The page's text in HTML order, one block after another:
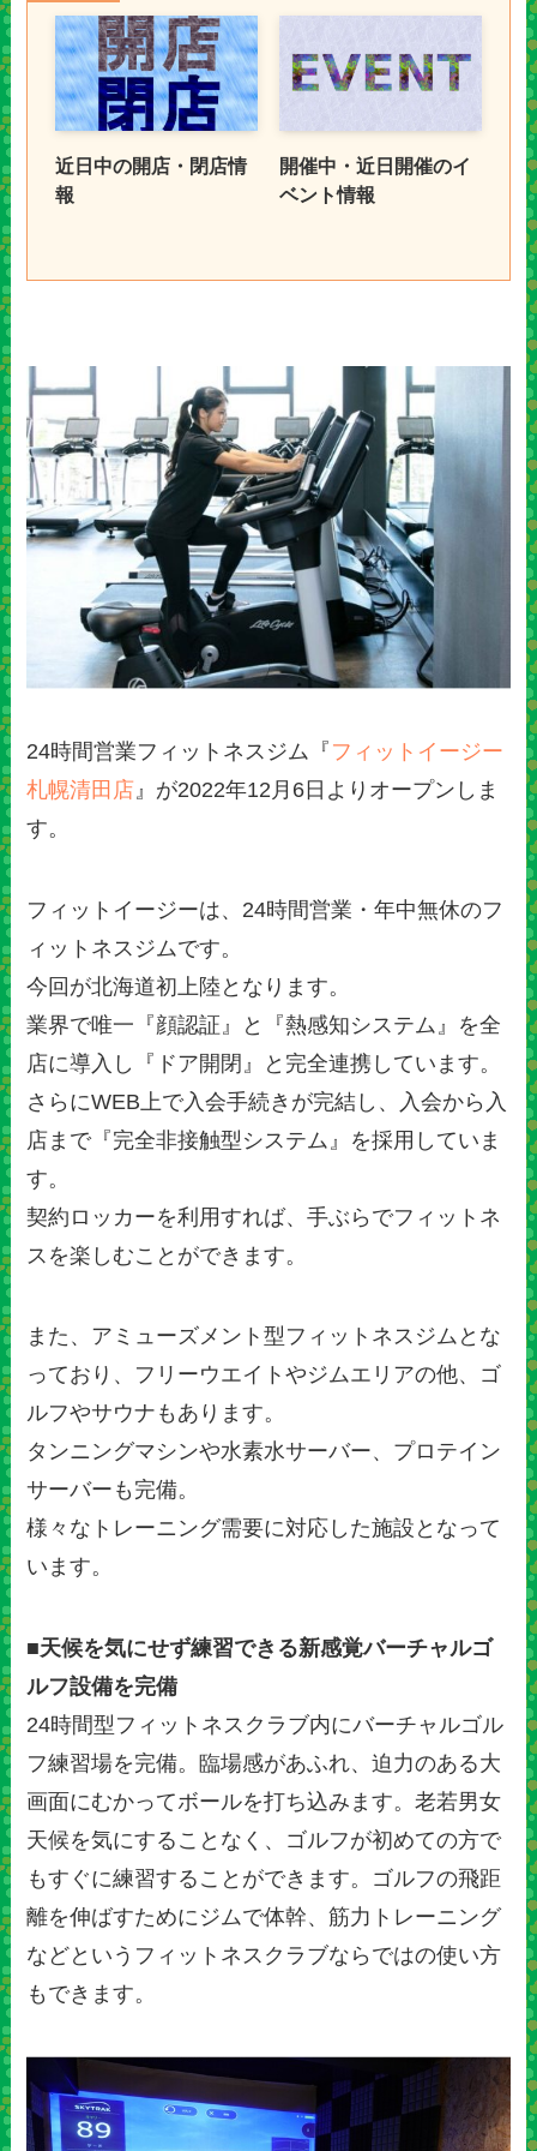
近日中の開店・閉店情
報
開催中・近日開催のイ
ベント情報
24時間営業フィットネスジム『 フィットイージー
札幌清田店 』が2022年12月6日よりオープンしま
す。
フィットイージーは、24時間営業・年中無休のフ
ィットネスジムです。
今回が北海道初上陸となります。
業界で唯一『顔認証』と『熱感知システム』を全
店に導入し『ドア開閉』と完全連携しています。
さらにWEB上で入会手続きが完結し、入会から入
店まで『完全非接触型システム』を採用していま
す。
契約ロッカーを利用すれば、手ぶらでフィットネ
スを楽しむことができます。
また、アミューズメント型フィットネスジムとな
っており、フリーウエイトやジムエリアの他、ゴ
ルフやサウナもあります。
タンニングマシンや水素水サーバー、プロテイン
サーバーも完備。
様々なトレーニング需要に対応した施設となって
います。
■天候を気にせず練習できる新感覚バーチャルゴ
ルフ設備を完備
24時間型フィットネスクラブ内にバーチャルゴル
フ練習場を完備。臨場感があふれ、迫力のある大
画面にむかってボールを打ち込みます。老若男女
天候を気にすることなく、ゴルフが初めての方で
もすぐに練習することができます。ゴルフの飛距
離を伸ばすためにジムで体幹、筋力トレーニング
などというフィットネスクラブならではの使い方
もできます。